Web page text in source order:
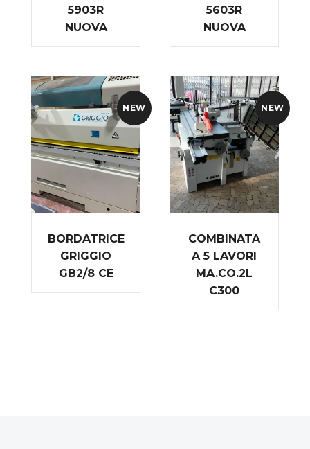
5903R
NUOVA
5603R
NUOVA
NEW
BORDATRICE
GRIGGIO
GB2/8 CE
NEW
COMBINATA
A 5 LAVORI
MA.CO.2L
C300